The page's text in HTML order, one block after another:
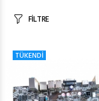
FİLTRE
TÜKENDİ